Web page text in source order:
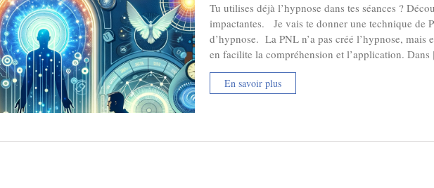
Tu utilises déjà l’hypnose dans tes séances ?
impactantes. Je vais te donner une technique de
d’hypnose. La PNL n’a pas créé l’hypnose,
en facilite la compréhension et l’application.
En savoir plus